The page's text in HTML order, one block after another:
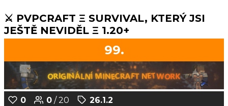
⚔️ PVPCRAFT Ξ SURVIVAL, KTERÝ JSI
JEŠTĚ NEVIDĚL Ξ 1.20+
99.
0 0 / 20
26.1.2